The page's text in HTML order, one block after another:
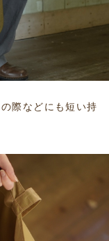
際などにも短い持